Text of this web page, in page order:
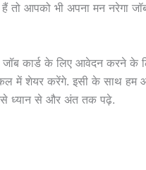
तो आपको भी अपना मन नरेगा
जॉब कार्ड के लिए आवेदन करने के
में शेयर करेंगे. इसी के साथ हम
ध्यान से और अंत तक पढ़े.